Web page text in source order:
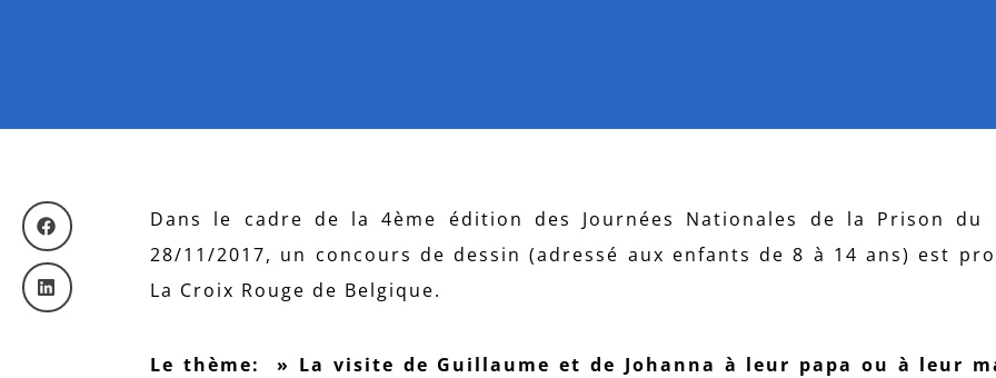
Dans le cadre de la 4ème édition des Journées Nationales de la Prison du
28/11/2017, un concours de dessin (adressé aux enfants de 8 à 14 ans) est
La Croix Rouge de Belgique.
Le thème: » La visite de Guillaume et de Johanna à leur papa ou à leur